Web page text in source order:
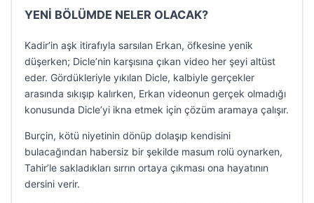
YENİ BÖLÜMDE NELER OLACAK?
Kadir’in aşk itirafıyla sarsılan Erkan, öfkesine yenik
düşerken; Dicle’nin karşısına çıkan video her şeyi altüst
eder. Gördükleriyle yıkılan Dicle, kalbiyle gerçekler
arasında sıkışıp kalırken, Erkan videonun gerçek olmadığı
konusunda Dicle’yi ikna etmek için çözüm aramaya çalışır.
Burçin, kötü niyetinin dönüp dolaşıp kendisini
bulacağından habersiz bir şekilde masum rolü oynarken,
Tahir’le sakladıkları sırrın ortaya çıkması ona hayatının
dersini verir.